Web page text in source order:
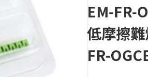
EM-FR-
低摩擦
FR-